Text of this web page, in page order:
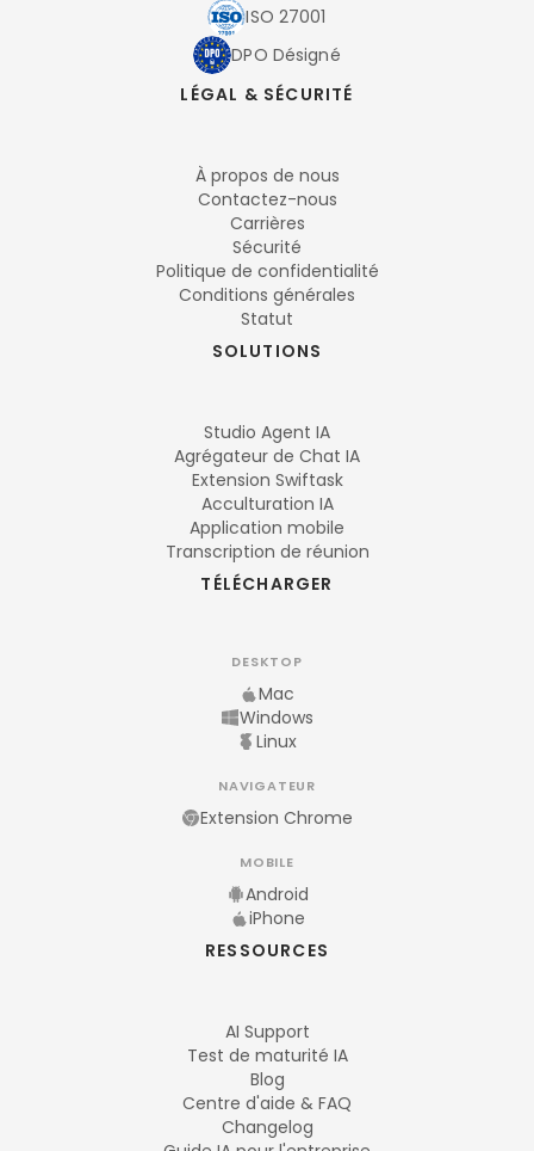
ISO 27001
DPO Désigné
LÉGAL & SÉCURITÉ
À propos de nous
Contactez-nous
Carrières
Sécurité
Politique de confidentialité
Conditions générales
Statut
SOLUTIONS
Studio Agent IA
Agrégateur de Chat IA
Extension Swiftask
Acculturation IA
Application mobile
Transcription de réunion
TÉLÉCHARGER
DESKTOP
Mac
Windows
Linux
NAVIGATEUR
Extension Chrome
MOBILE
Android
iPhone
RESSOURCES
AI Support
Test de maturité IA
Blog
Centre d'aide & FAQ
Changelog